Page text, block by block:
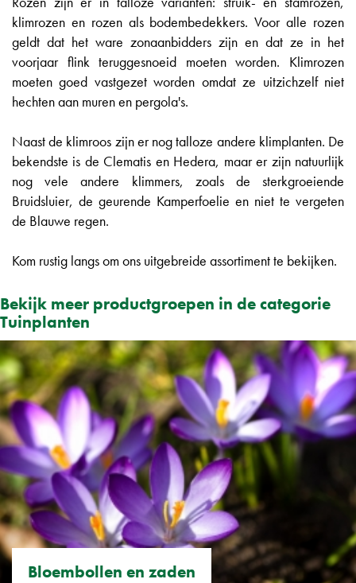
klimrozen en rozen als bodembedekkers. Voor alle rozen
geldt dat het ware zonaanbidders zijn en dat ze in het
voorjaar flink teruggesnoeid moeten worden. Klimrozen
moeten goed vastgezet worden omdat ze uitzichzelf niet
hechten aan muren en pergola's.
Naast de klimroos zijn er nog talloze andere klimplanten. De
bekendste is de Clematis en Hedera, maar er zijn natuurlijk
nog vele andere klimmers, zoals de sterkgroeiende
Bruidsluier, de geurende Kamperfoelie en niet te vergeten
de Blauwe regen.
Kom rustig langs om ons uitgebreide assortiment te bekijken.
Bekijk meer productgroepen in de categorie
Tuinplanten
Bloembollen en zaden